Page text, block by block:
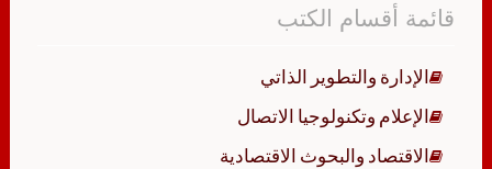
قائمة أقسام الكتب
الإدارة والتطوير الذاتي
الإعلام وتكنولوجيا الاتصال
الاقتصاد والبحوث الاقتصادية